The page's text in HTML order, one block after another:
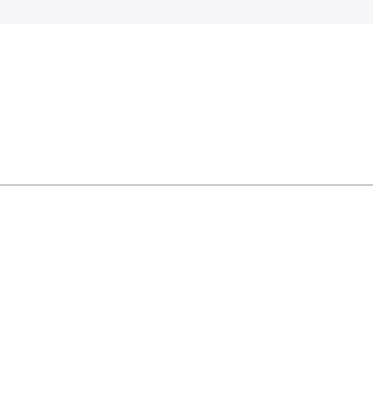
ง ติดหน้าแรก Google Ai
ง" (เหมาะกับพ่อค้าแม่ค้า)
บบอร์ดSEO ดันติดหน้าแรก Google AI ชัวร์ 🎯 … ให้เราจัดการให้! ด้วยร